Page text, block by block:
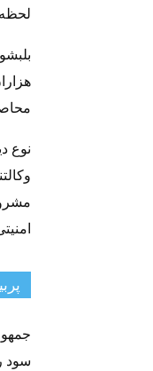
نوع
سود